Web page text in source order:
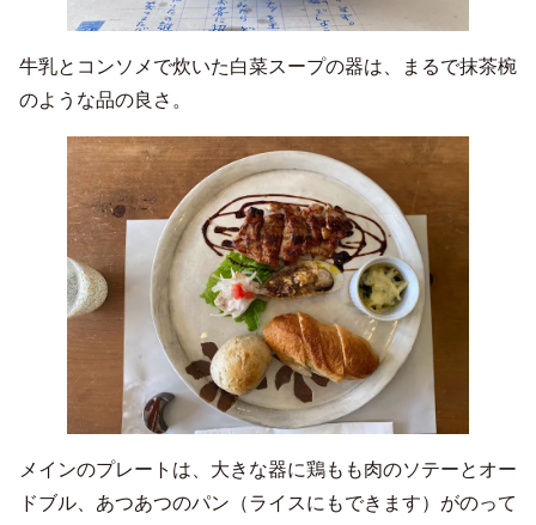
牛乳とコンソメで炊いた白菜スープの器は、まるで抹茶椀
のような品の良さ。
メインのプレートは、大きな器に鶏もも肉のソテーとオー
ドブル、あつあつのパン（ライスにもできます）がのって